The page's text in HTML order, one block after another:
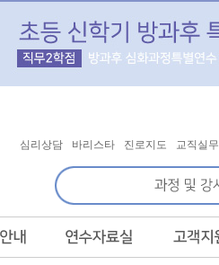
심리상담 바리스타 진로지도 교직실무